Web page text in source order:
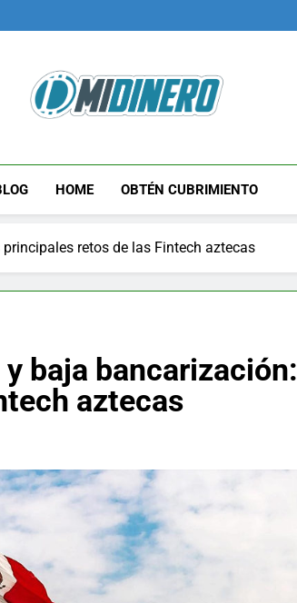
Midinero.co
HOME OBTÉN CUBRIMIENTO
retos de las Fintech aztecas
baja bancarización:
aztecas